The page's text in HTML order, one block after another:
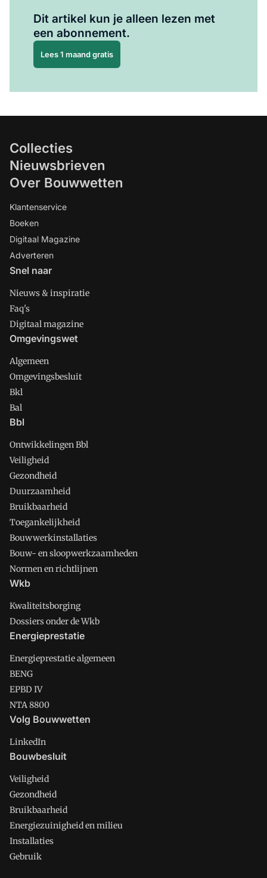
Dit artikel kun je alleen lezen met
een abonnement.
Lees 1 maand gratis
Collecties
Nieuwsbrieven
Over Bouwwetten
Klantenservice
Boeken
Digitaal Magazine
Adverteren
Snel naar
Nieuws & inspiratie
Faq's
Digitaal magazine
Omgevingswet
Algemeen
Omgevingsbesluit
Bkl
Bal
Bbl
Ontwikkelingen Bbl
Veiligheid
Gezondheid
Duurzaamheid
Bruikbaarheid
Toegankelijkheid
Bouwwerkinstallaties
Bouw- en sloopwerkzaamheden
Normen en richtlijnen
Wkb
Kwaliteitsborging
Dossiers onder de Wkb
Energieprestatie
Energieprestatie algemeen
BENG
EPBD IV
NTA 8800
Volg Bouwwetten
LinkedIn
Bouwbesluit
Veiligheid
Gezondheid
Bruikbaarheid
Energiezuinigheid en milieu
Installaties
Gebruik